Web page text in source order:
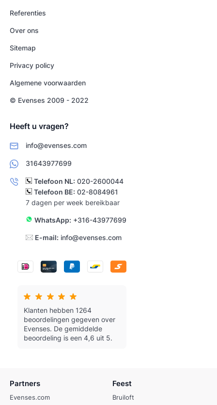
Referenties
Over ons
Sitemap
Privacy policy
Algemene voorwaarden
© Evenses 2009 - 2022
Heeft u vragen?
info@evenses.com
31643977699
Telefoon NL: 020-2600044
Telefoon BE: 02-8084961
7 dagen per week bereikbaar
WhatsApp: +316-43977699
E-mail: info@evenses.com
Klanten hebben 1264
beoordelingen gegeven over
Evenses. De gemiddelde
beoordeling is een 4,6 uit 5.
Partners
Evenses.com
Feest
Bruiloft